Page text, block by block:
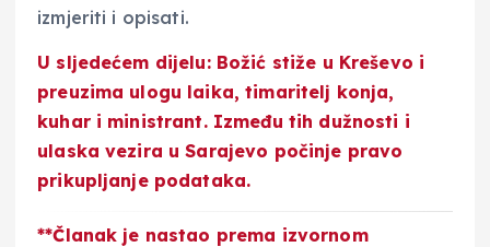
izmjeriti i opisati.
U sljedećem dijelu: Božić stiže u Kreševo i
preuzima ulogu laika, timaritelj konja,
kuhar i ministrant. Između tih dužnosti i
ulaska vezira u Sarajevo počinje pravo
prikupljanje podataka.
**Članak je nastao prema izvornom